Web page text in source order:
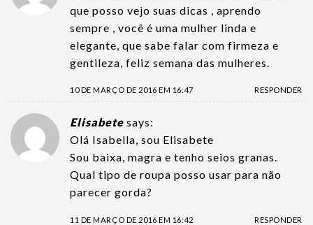
que posso vejo suas dicas , aprendo
sempre , você é uma mulher linda e
elegante, que sabe falar com firmeza e
gentileza, feliz semana das mulheres.
10 DE MARÇO DE 2016 EM 16:47 RESPONDER
Elisabete says:
Olá Isabella, sou Elisabete
Sou baixa, magra e tenho seios granas.
Qual tipo de roupa posso usar para não
parecer gorda?
11 DE MARÇO DE 2016 EM 16:42 RESPONDER